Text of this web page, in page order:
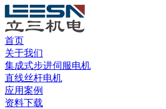
首页
关于我们
集成式步进伺服电机
直线丝杆电机
应用案例
资料下载